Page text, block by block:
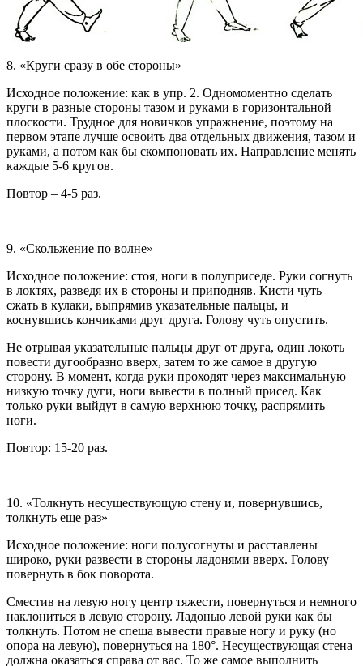
8. «Круги сразу в обе стороны»
Исходное положение: как в упр. 2. Одномоментно сделать
круги в разные стороны тазом и руками в горизонтальной
плоскости. Трудное для новичков упражнение, поэтому на
первом этапе лучше освоить два отдельных движения, тазом и
руками, а потом как бы скомпоновать их. Направление менять
каждые 5-6 кругов.
Повтор – 4-5 раз.
9. «Скольжение по волне»
Исходное положение: стоя, ноги в полуприседе. Руки согнуть
в локтях, разведя их в стороны и приподняв. Кисти чуть
сжать в кулаки, выпрямив указательные пальцы, и
коснувшись кончиками друг друга. Голову чуть опустить.
Не отрывая указательные пальцы друг от друга, один локоть
повести дугообразно вверх, затем то же самое в другую
сторону. В момент, когда руки проходят через максимальную
низкую точку дуги, ноги вывести в полный присед. Как
только руки выйдут в самую верхнюю точку, распрямить
ноги.
Повтор: 15-20 раз.
10. «Толкнуть несуществующую стену и, повернувшись,
толкнуть еще раз»
Исходное положение: ноги полусогнуты и расставлены
широко, руки развести в стороны ладонями вверх. Голову
повернуть в бок поворота.
Сместив на левую ногу центр тяжести, повернуться и немного
наклониться в левую сторону. Ладонью левой руки как бы
толкнуть. Потом не спеша вывести правые ногу и руку (но
опора на левую), повернуться на 180°. Несуществующая стена
должна оказаться справа от вас. То же самое выполнить